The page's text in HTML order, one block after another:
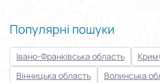
Популярні пошуки
Івано-Франківська область
Вінницька область
Волинська